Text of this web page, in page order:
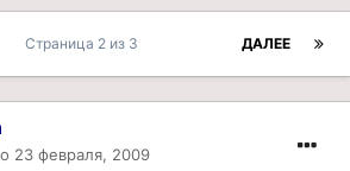
ДАЛЕЕ
Страница 2 из 3
23 февраля, 2009